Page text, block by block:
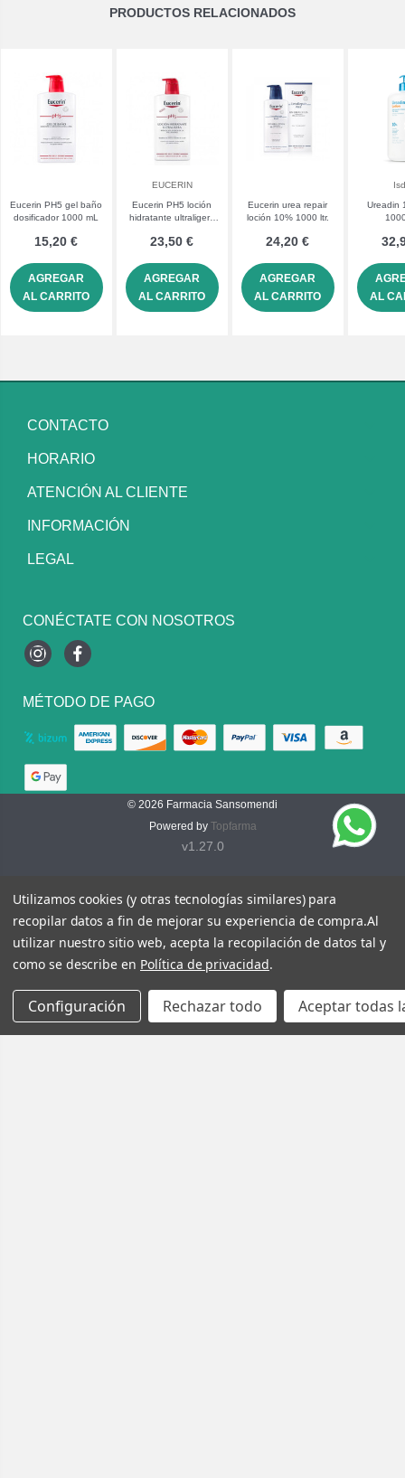
PRODUCTOS RELACIONADOS
Eucerin PH5 gel baño
dosificador 1000 mL
15,20 €
AGREGAR
AL CARRITO
EUCERIN
Eucerin PH5 loción
hidratante ultraligera
23,50 €
AGREGAR
AL CARRITO
Eucerin urea repair
loción 10% 1000 ltr.
24,20 €
AGREGAR
AL CARRITO
Ureadin
AL
CONTACTO
HORARIO
ATENCIÓN AL CLIENTE
INFORMACIÓN
LEGAL
CONÉCTATE CON NOSOTROS
InstagramFacebook
MÉTODO DE PAGO
© 2026 Farmacia Sansomendi
Powered by Topfarma
v1.27.0
Utilizamos cookies (y otras tecnologías similares) para
recopilar datos a fin de mejorar su experiencia de compra.Al
utilizar nuestro sitio web, acepta la recopilación de datos tal y
como se describe en Política de privacidad.
Configuración Rechazar todo Aceptar todas